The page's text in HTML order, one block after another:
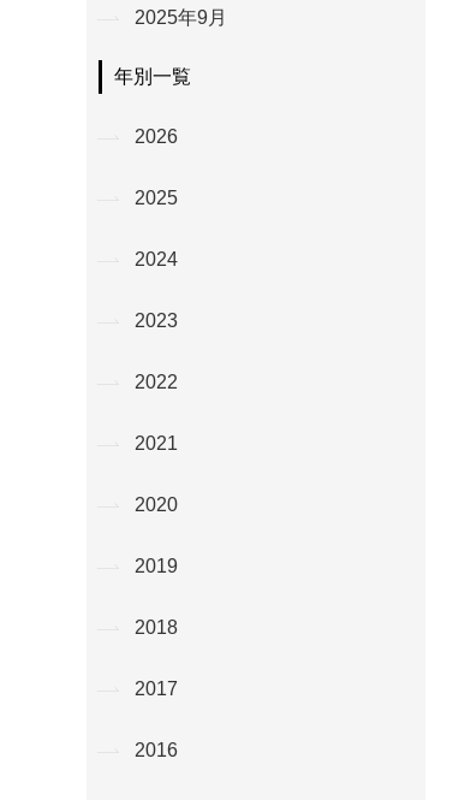
2025年9月
年別一覧
2026
2025
2024
2023
2022
2021
2020
2019
2018
2017
2016